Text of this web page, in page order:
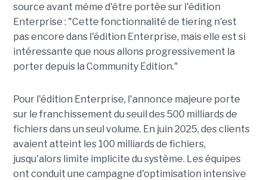
source avant même d'être portée sur l'édition
Enterprise : "Cette fonctionnalité de tiering n'est
pas encore dans l'édition Enterprise, mais elle est si
intéressante que nous allons progressivement la
porter depuis la Community Edition."
Pour l'édition Enterprise, l'annonce majeure porte
sur le franchissement du seuil des 500 milliards de
fichiers dans un seul volume. En juin 2025, des clients
avaient atteint les 100 milliards de fichiers,
jusqu'alors limite implicite du système. Les équipes
ont conduit une campagne d'optimisation intensive